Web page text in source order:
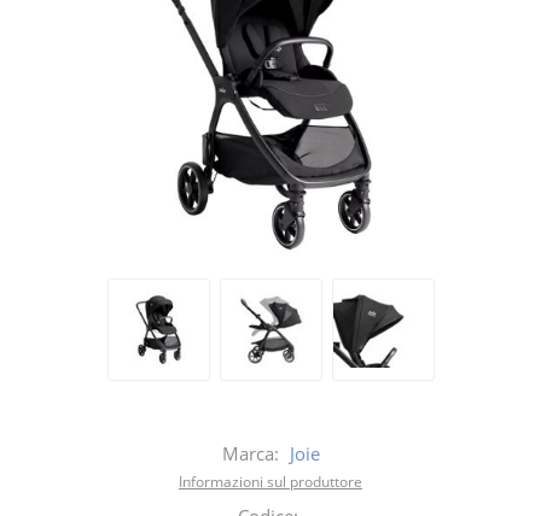
Marca: Joie
Informazioni sul produttore